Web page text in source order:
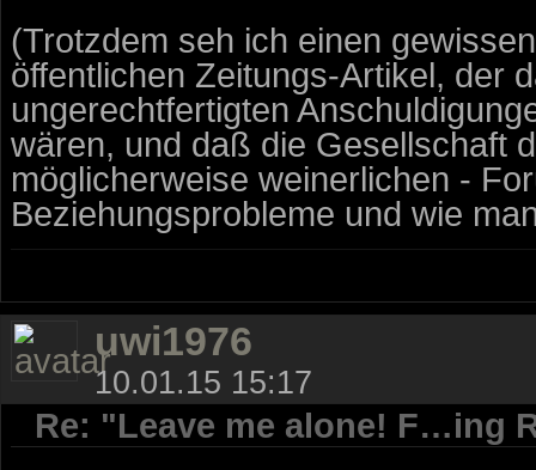
(Trotzdem seh ich einen
öffentlichen Zeitungs-Artikel, der
ungerechtfertigten
wären, und daß die Gesellschaft
möglicherweise weinerlichen -
Beziehungsprobleme und wie
uwi1976
10.01.15 15:17
Re: "Leave me alone! F…ing